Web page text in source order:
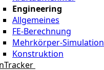
Engineering
Allgemeines
FE-Berechnung
Mehrkörper-Simulation
Konstruktion